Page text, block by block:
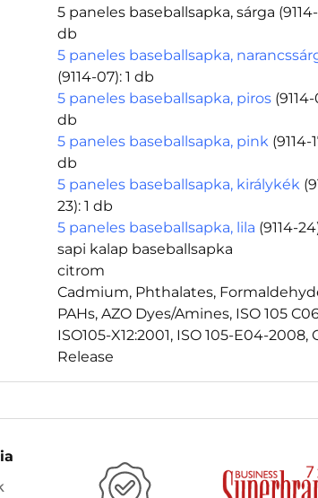
5 paneles baseballsapka, sárga
db
5 paneles baseballsapka,
(9114-07): 1 db
5 paneles baseballsapka, piros
db
5 paneles baseballsapka, pink (9114-
db
5 paneles baseballsapka, királykék
23): 1 db
5 paneles baseballsapka, lila (9114-
sapi kalap baseballsapka
citrom
Cadmium, Phthalates,
PAHs, AZO Dyes/Amines, ISO 105
ISO105-X12:2001, ISO 105-E04-2008,
Release